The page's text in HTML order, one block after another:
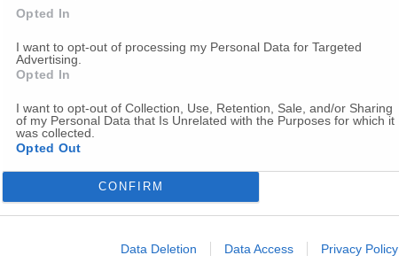
Opted In
I want to opt-out of processing my Personal Data for Targeted
Advertising.
Opted In
I want to opt-out of Collection, Use, Retention, Sale, and/or Sharing
of my Personal Data that Is Unrelated with the Purposes for which it
was collected.
Opted Out
CONFIRM
Data Deletion Data Access Privacy Policy